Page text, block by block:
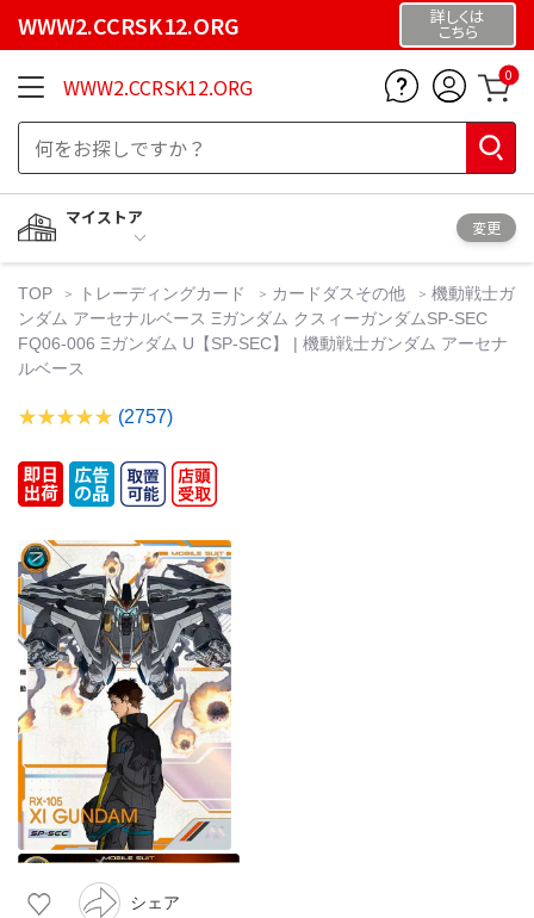
WWW2.CCRSK12.ORG 詳しくは
こちら
WWW2.CCRSK12.ORG 0
マイストア
変更
TOP トレーディングカード カードダスその他
機動戦士ガ
ンダム アーセナルベース Ξガンダム クスィーガンダムSP-SEC
FQ06-006 Ξガンダム U【SP-SEC】 | 機動戦士ガンダム アーセナ
ルベース
(2757)
シェア